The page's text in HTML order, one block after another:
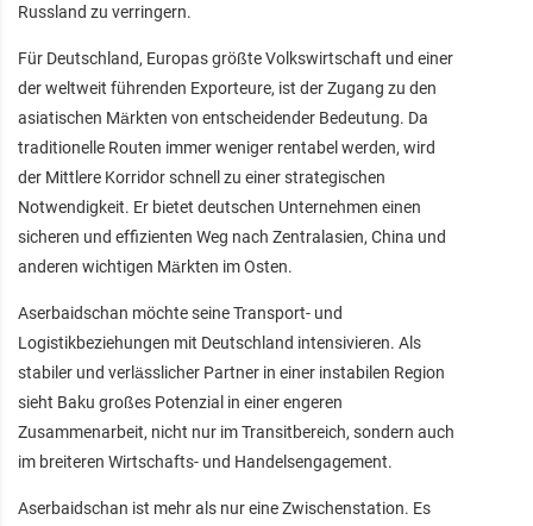
Russland zu verringern.
Für Deutschland, Europas größte Volkswirtschaft und einer
der weltweit führenden Exporteure, ist der Zugang zu den
asiatischen Märkten von entscheidender Bedeutung. Da
traditionelle Routen immer weniger rentabel werden, wird
der Mittlere Korridor schnell zu einer strategischen
Notwendigkeit. Er bietet deutschen Unternehmen einen
sicheren und effizienten Weg nach Zentralasien, China und
anderen wichtigen Märkten im Osten.
Aserbaidschan möchte seine Transport- und
Logistikbeziehungen mit Deutschland intensivieren. Als
stabiler und verlässlicher Partner in einer instabilen Region
sieht Baku großes Potenzial in einer engeren
Zusammenarbeit, nicht nur im Transitbereich, sondern auch
im breiteren Wirtschafts- und Handelsengagement.
Aserbaidschan ist mehr als nur eine Zwischenstation. Es